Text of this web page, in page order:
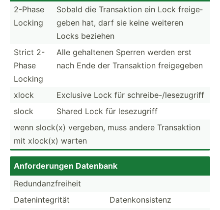
2-Phase
Locking
Sobald die Transa­ktion ein Lock freige­
geben hat, darf sie keine weiteren
Locks beziehen
Strict 2-
Phase
Locking
Alle gehaltenen Sperren werden erst
nach Ende der Transa­ktion freige­geben
xlock
Exclusive Lock für schrei­be-­/le­sez­ugriff
slock
Shared Lock für lesezu­griff
wenn slock(x) vergeben, muss andere Transa­ktion
mit xlock(x) warten
Anford­erungen Datenbank
Redund­anz­fre­iheit
Dateni­nte­grität
Datenk­ons­istenz